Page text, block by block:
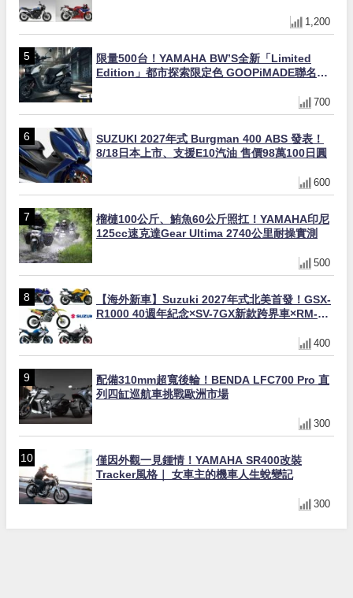
1,200
限量500台！YAMAHA BW’S全新「Limited
Edition」都市探索限定色 GOOPiMADE聯名包
700
SUZUKI 2027年式 Burgman 400 ABS 發表！
8/18日本上市、支援E10汽油 售價98萬100日圓
600
榴槤100公斤、鮪魚60公斤照扛！YAMAHA印尼
125cc速克達Gear Ultima 2740公里耐操實測
500
【海外新車】Suzuki 2027年式北美首發！GSX-
R1000 40週年紀念×SV-7GX新款跨界車×RM-
400
配備310mm超寬後輪！BENDA LFC700 Pro 直
列四缸巡航車挑戰歐洲市場
300
僅因外觀一見鍾情！YAMAHA SR400改裝
Tracker風格｜ 女車主的機車人生蛻變記
300